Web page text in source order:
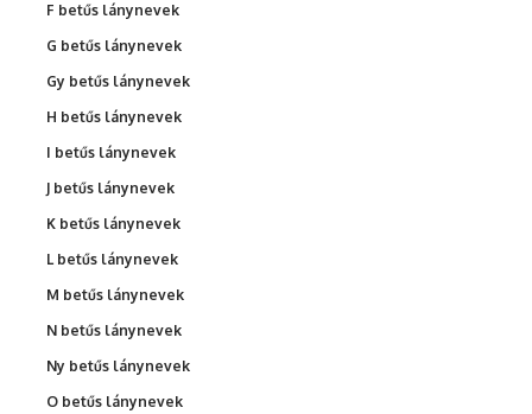
F betűs lánynevek
G betűs lánynevek
Gy betűs lánynevek
H betűs lánynevek
I betűs lánynevek
J betűs lánynevek
K betűs lánynevek
L betűs lánynevek
M betűs lánynevek
N betűs lánynevek
Ny betűs lánynevek
O betűs lánynevek